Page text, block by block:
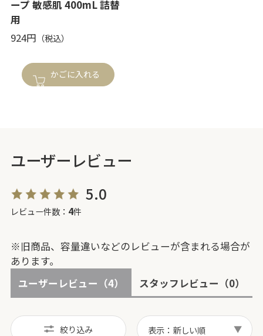
ープ 敏感肌 400mL 詰替
用
924円
かごに入れる
ユーザーレビュー
5.0
レビュー件数： 4件
※旧商品、容量違いなどのレビューが含まれる場合が
あります。
ユーザーレビュー （4） スタッフレビュー （0）
絞り込み 表示：新しい順